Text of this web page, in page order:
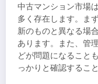
中古マンション市場
多く存在します。ま
新のものと異なる場
あります。また、管
どが問題になること
っかりと確認するこ